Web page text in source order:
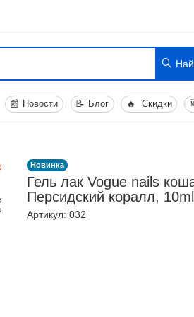
📰 Новости 📝 Блог 🔥 Скидки
Новинка
Гель лак Vogue nails
Персидский коралл, 10ml
Артикул: 032